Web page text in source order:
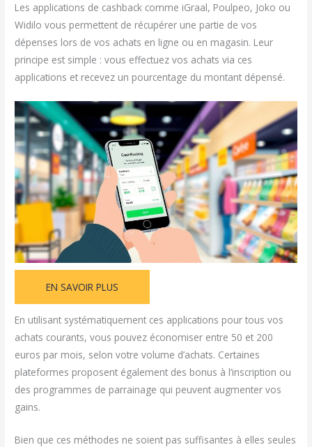
Les applications de cashback comme iGraal, Poulpeo, Joko ou
Widilo vous permettent de récupérer une partie de vos
dépenses lors de vos achats en ligne ou en magasin. Leur
principe est simple : vous effectuez vos achats via ces
applications et recevez un pourcentage du montant dépensé.
EN SAVOIR PLUS
En utilisant systématiquement ces applications pour tous vos
achats courants, vous pouvez économiser entre 50 et 200
euros par mois, selon votre volume d’achats. Certaines
plateformes proposent également des bonus à l’inscription ou
des programmes de parrainage qui peuvent augmenter vos
gains.
Bien que ces méthodes ne soient pas suffisantes à elles seules